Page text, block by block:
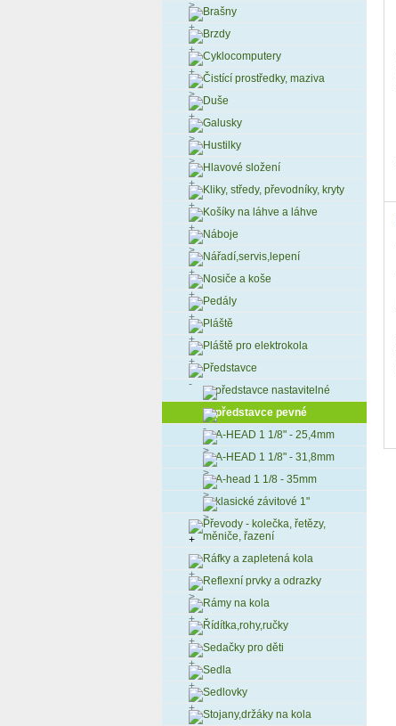
Brašny
Brzdy
Cyklocomputery
Čistící prostředky, maziva
Duše
Galusky
Hustilky
Hlavové složení
Kliky, středy, převodníky, kryty
Košíky na láhve a láhve
Náboje
Nářadí,servis,lepení
Nosiče a koše
Pedály
Pláště
Pláště pro elektrokola
Představce
představce nastavitelné
představce pevné
A-HEAD 1 1/8" - 25,4mm
A-HEAD 1 1/8" - 31,8mm
A-head 1 1/8 - 35mm
klasické závitové 1"
Převody - kolečka, řetězy,
měniče, řazení
Ráfky a zapletená kola
Reflexní prvky a odrazky
Rámy na kola
Řídítka,rohy,ručky
Sedačky pro děti
Sedla
Sedlovky
Stojany,držáky na kola